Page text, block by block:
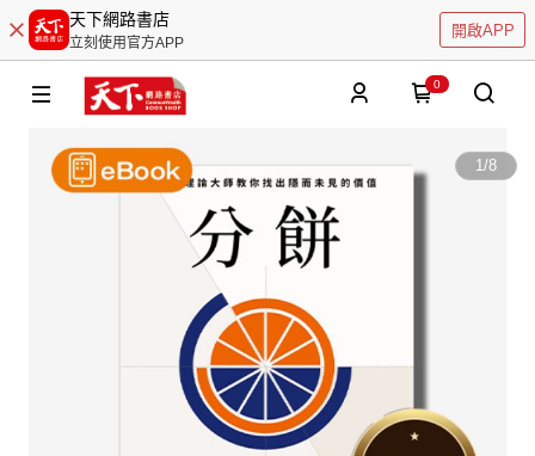
天下網路書店
立刻使用官方APP
開啟APP
0
1/8